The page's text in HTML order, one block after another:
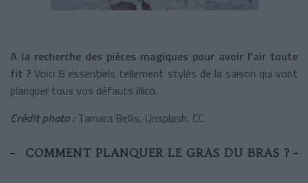
A la recherche des pièces magiques pour avoir l’air toute
fit ?Voici 8 essentiels tellement stylés de la saison qui vont
planquer tous vos défauts illico.
Crédit photo :Tamara Bellis, Unsplash, CC
COMMENT PLANQUER LE GRAS DU BRAS ?